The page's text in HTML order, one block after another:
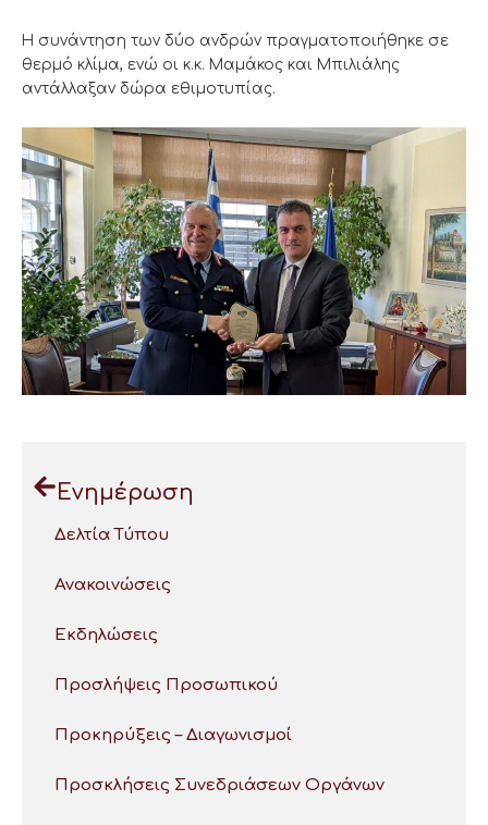
Η συνάντηση των δύο ανδρών πραγματοποιήθηκε σε
θερμό κλίμα, ενώ οι κ.κ. Μαμάκος και Μπιλιάλης
αντάλλαξαν δώρα εθιμοτυπίας.
Ενημέρωση
Δελτία Τύπου
Ανακοινώσεις
Εκδηλώσεις
Προσλήψεις Προσωπικού
Προκηρύξεις – Διαγωνισμοί
Προσκλήσεις Συνεδριάσεων Οργάνων